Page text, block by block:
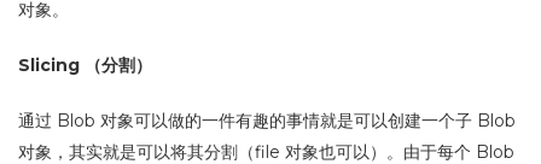
对象。
Slicing （分割）
通过 Blob 对象可以做的一件有趣的事情就是可以创建一个子 Blob
对象，其实就是可以将其分割（file 对象也可以）。由于每个 Blob